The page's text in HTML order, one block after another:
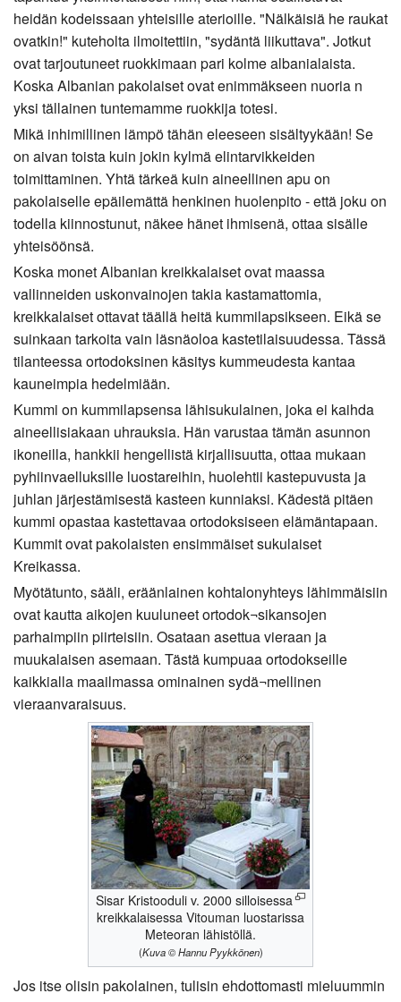
heidän kodeissaan yhteisille aterioille. "Nälkäisiä he raukat
ovatkin!" kuteholta ilmoitettiin, "sydäntä liikuttava". Jotkut
ovat tarjoutuneet ruokkimaan pari kolme albanialaista.
Koska Albanian pakolaiset ovat enimmäkseen nuoria n
yksi tällainen tuntemamme ruokkija totesi.
Mikä inhimillinen lämpö tähän eleeseen sisältyykään! Se
on aivan toista kuin jokin kylmä elintarvikkeiden
toimittaminen. Yhtä tärkeä kuin aineellinen apu on
pakolaiselle epäilemättä henkinen huolenpito - että joku on
todella kiinnostunut, näkee hänet ihmisenä, ottaa sisälle
yhteisöönsä.
Koska monet Albanian kreikkalaiset ovat maassa
vallinneiden uskonvainojen takia kastamattomia,
kreikkalaiset ottavat täällä heitä kummilapsikseen. Eikä se
suinkaan tarkoita vain läsnäoloa kastetilaisuudessa. Tässä
tilanteessa ortodoksinen käsitys kummeudesta kantaa
kauneimpia hedelmiään.
Kummi on kummilapsensa lähisukulainen, joka ei kaihda
aineellisiakaan uhrauksia. Hän varustaa tämän asunnon
ikoneilla, hankkii hengellistä kirjallisuutta, ottaa mukaan
pyhiinvaelluksille luostareihin, huolehtii kastepuvusta ja
juhlan järjestämisestä kasteen kunniaksi. Kädestä pitäen
kummi opastaa kastettavaa ortodoksiseen elämäntapaan.
Kummit ovat pakolaisten ensimmäiset sukulaiset
Kreikassa.
Myötätunto, sääli, eräänlainen kohtalonyhteys lähimmäisiin
ovat kautta aikojen kuuluneet ortodok¬sikansojen
parhaimpiin piirteisiin. Osataan asettua vieraan ja
muukalaisen asemaan. Tästä kumpuaa ortodokseille
kaikkialla maailmassa ominainen sydä¬mellinen
vieraanvaraisuus.
Sisar Kristooduli v. 2000 silloisessa
kreikkalaisessa Vitouman luostarissa
Meteoran lähistöllä.
(Kuva © Hannu Pyykkönen)
Jos itse olisin pakolainen, tulisin ehdottomasti mieluummin